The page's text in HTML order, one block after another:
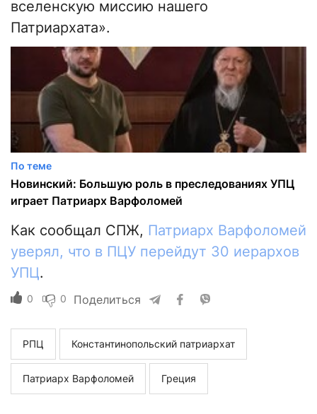
вселенскую миссию нашего
Патриархата».
По теме
Новинский: Большую роль в преследованиях УПЦ
играет Патриарх Варфоломей
Как сообщал СПЖ, Патриарх Варфоломей
уверял, что в ПЦУ перейдут 30 иерархов
УПЦ.
0 0 Поделиться
РПЦ Константинопольский патриархат
Патриарх Варфоломей Греция